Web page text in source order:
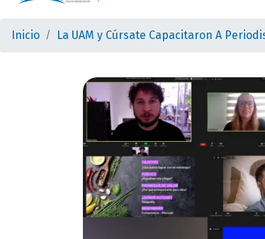
Inicio La UAM y Cúrsate Capacitaron A